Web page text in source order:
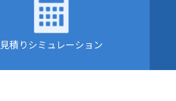
見積りシミュレーション